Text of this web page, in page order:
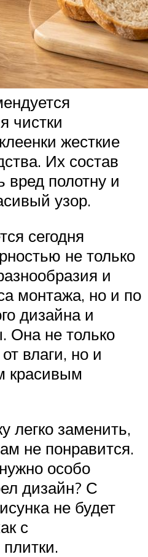
чистки
жесткие
Их состав
вред полотну и
узор.
сегодня
не только
и
монтажа, но и по
дизайна и
Она не только
влаги, но и
красивым
легко заменить,
не понравится.
особо
дизайн? С
не будет
с